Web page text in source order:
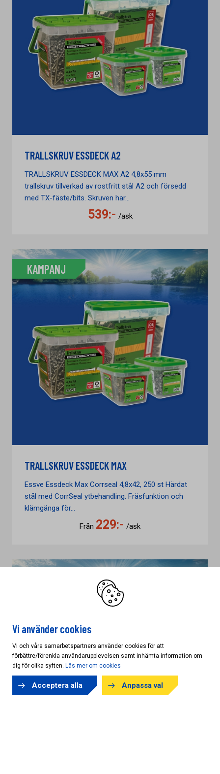
TRALLSKRUV ESSDECK A2
TRALLSKRUV ESSDECK MAX A2 4,8x55 mm
trallskruv tillverkad av rostfritt stål A2 och försedd
med TX-fäste/bits. Skruven har...
539:- /ask
KAMPANJ
TRALLSKRUV ESSDECK MAX
Essve Essdeck Max Corrseal 4,8x42, 250 st Härdat
stål med CorrSeal ytbehandling. Fräsfunktion och
klämgänga för...
Från 229:- /ask
Vi använder cookies
Vi och våra samarbetspartners använder cookies för att
förbättre/förenkla användarupplevelsen samt inhämta information om
dig för olika syften. Läs mer om cookies
Acceptera alla Anpassa val